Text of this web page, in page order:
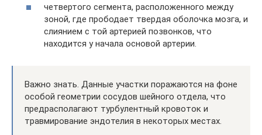
четвертого сегмента, расположенного между
зоной, где прободает твердая оболочка мозга, и
слиянием с той артерией позвонков, что
находится у начала основой артерии.
Важно знать. Данные участки поражаются на фоне
особой геометрии сосудов шейного отдела, что
предрасполагают турбулентный кровоток и
травмирование эндотелия в некоторых местах.